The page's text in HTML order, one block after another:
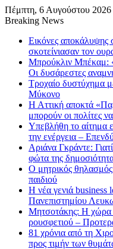
Πέμπτη, 6 Αυγούστου 2026
Breaking News
Εικόνες αποκάλυψης
σκοτείνιασαν τον
Μπρούκλιν Μπέκαμ:
Οι δυσάρεστες
Τροχαίο δυστύχημα
Μύκονο
Η Αττική αποκτά
μπορούν οι πολίτες
Υπεβλήθη το αίτημα
την ενέργεια –
Αριάνα Γκράντε:
φώτα της
Ο μητρικός
παιδιού
Η νέα γενιά business
Πανεπιστημίου
Μητσοτάκης: Η χώρα
ρουσφετιού –
81 χρόνια από τη
προς τιμήν των